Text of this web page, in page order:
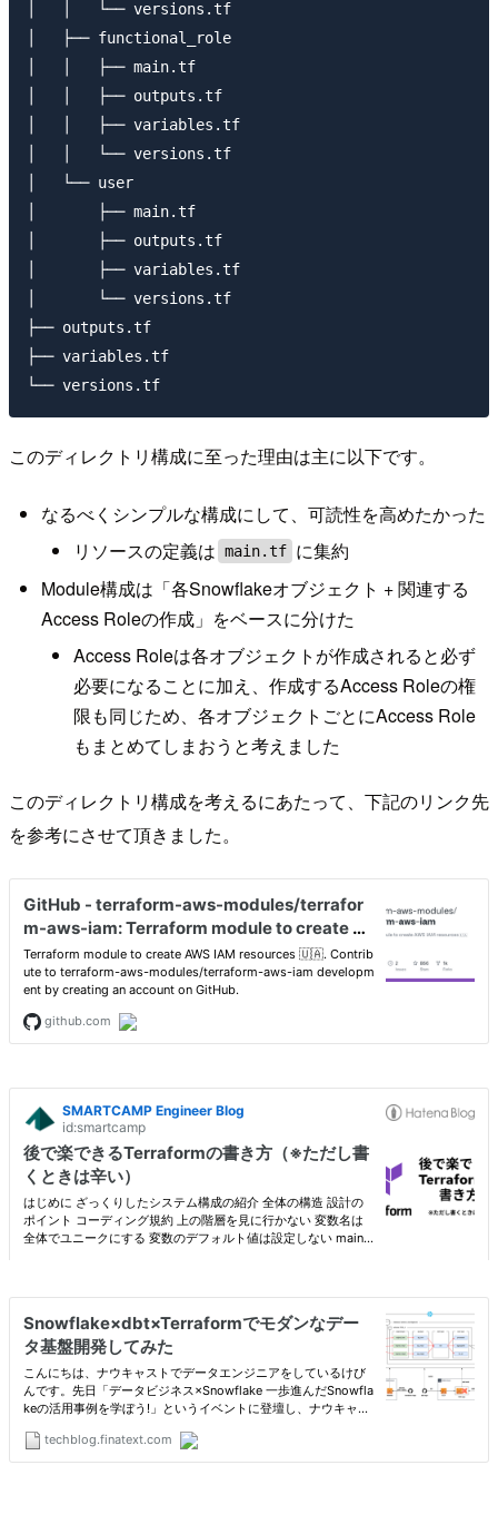
│   │   └── versions.tf
│   ├── functional_role
│   │   ├── main.tf
│   │   ├── outputs.tf
│   │   ├── variables.tf
│   │   └── versions.tf
│   └── user
│       ├── main.tf
│       ├── outputs.tf
│       ├── variables.tf
│       └── versions.tf
├── outputs.tf
├── variables.tf
このディレクトリ構成に至った理由は主に以下です。
なるべくシンプルな構成にして、可読性を高めたかった
リソースの定義は main.tf に集約
Module構成は「各Snowflakeオブジェクト + 関連する
Access Roleの作成」をベースに分けた
Access Roleは各オブジェクトが作成されると必ず
必要になることに加え、作成するAccess Roleの権
限も同じため、各オブジェクトごとにAccess Role
もまとめてしまおうと考えました
このディレクトリ構成を考えるにあたって、下記のリンク先
を参考にさせて頂きました。